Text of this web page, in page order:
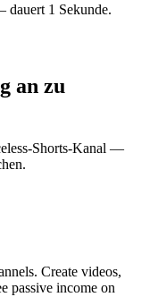
1 Sekunde.
an zu
Shorts-Kanal —
Create videos,
passive income on